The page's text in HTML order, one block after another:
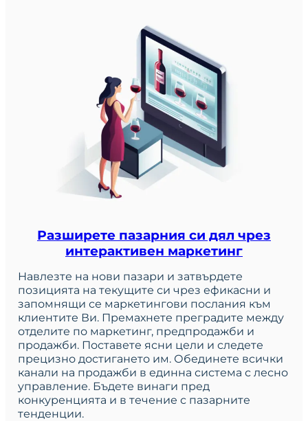
Разширете пазарния си дял чрез
интерактивен маркетинг
Навлезте на нови пазари и затвърдете
позицията на текущите си чрез ефикасни и
запомнящи се маркетингови послания към
клиентите Ви. Премахнете преградите между
отделите по маркетинг, предпродажби и
продажби. Поставете ясни цели и следете
прецизно достигането им. Обединете всички
канали на продажби в единна система с лесно
управление. Бъдете винаги пред
конкуренцията и в течение с пазарните
тенденции.